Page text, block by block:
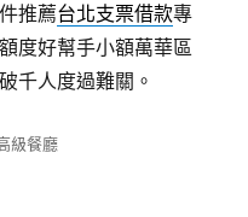
推薦台北支票借款專
度好幫手小額萬華區
千人度過難關。
級餐廳